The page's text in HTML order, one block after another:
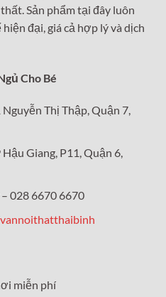
Sản phẩm tại đây luôn
đại, giá cả hợp lý và dịch
Cho Bé
Nguyễn Thị Thập, Quận 7,
Giang, P11, Quận 6,
028 6670 6670
miễn phí